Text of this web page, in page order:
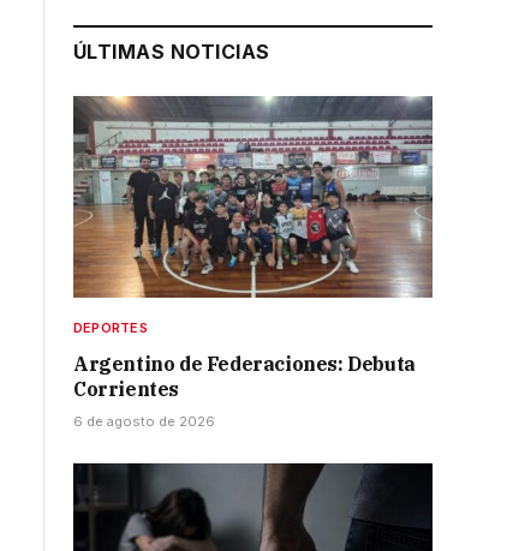
ÚLTIMAS NOTICIAS
DEPORTES
Argentino de Federaciones: Debuta
Corrientes
6 de agosto de 2026